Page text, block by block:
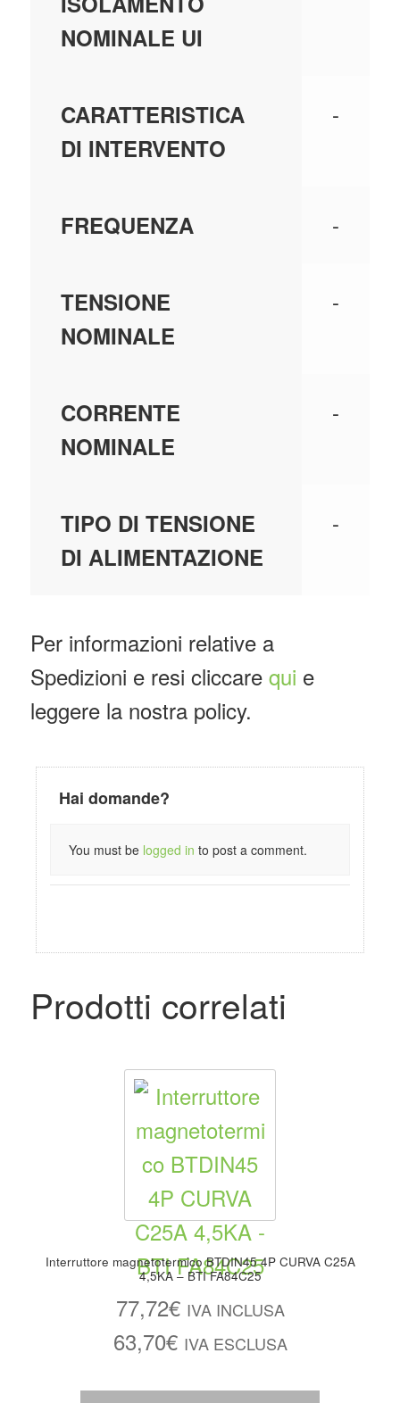
NOMINALE UI
CARATTERISTICA
DI INTERVENTO
-
FREQUENZA -
TENSIONE
NOMINALE
-
CORRENTE
NOMINALE
-
TIPO DI TENSIONE
DI ALIMENTAZIONE
-
Per informazioni relative a
Spedizioni e resi cliccare qui e
leggere la nostra policy.
Hai domande?
You must be logged in to post a comment.
Prodotti correlati
Interruttore magnetotermico BTDIN45 4P CURVA C25A
4,5KA – BTI FA84C25
77,72€ IVA INCLUSA
63,70€ IVA ESCLUSA